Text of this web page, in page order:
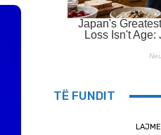
TË FUNDIT
LAJME